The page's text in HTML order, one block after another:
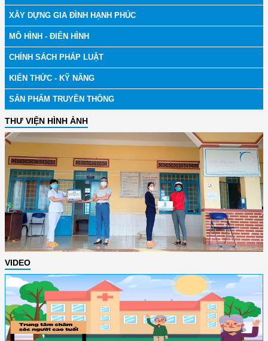
XÂY DỰNG GIA ĐÌNH HẠNH PHÚC
MÔ HÌNH - ĐIỂN HÌNH
CHÍNH SÁCH PHÁP LUẬT
KIẾN THỨC - KỸ NĂNG
SẢN PHẨM TRUYỀN THÔNG
THƯ VIỆN HÌNH ẢNH
VIDEO